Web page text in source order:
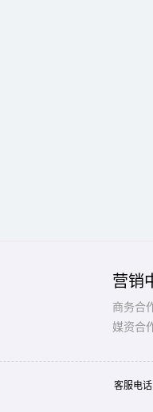
营销
商务合
媒资合
客服电